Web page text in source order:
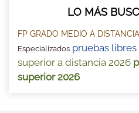
LO MÁS
FP GRADO MEDIO A DISTANCIA
Especializados pruebas
superior a distancia 2026
superior 2026